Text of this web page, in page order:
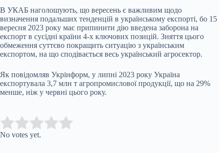
В УКАБ наголошують, що вересень є важливим щодо
визначення подальших тенденцій в українському експорті, бо 15
вересня 2023 року має припинити дію введена заборона на
експорт в сусідні країни 4-х ключових позицій. Зняття цього
обмеження суттєво покращить ситуацію з українським
експортом, на що сподівається весь український агросектор.
Як повідомляв Укрінформ, у липні 2023 року Україна
експортувала 3,7 млн т агропромислової продукції, що на 29%
менше, ніж у червні цього року.
Rate this item:
No votes yet.